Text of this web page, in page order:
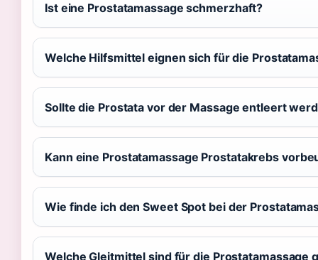
Ist eine Prostatamassage schmerzhaft?
Welche Hilfsmittel eignen sich für die
Sollte die Prostata vor der Massage entleert
Kann eine Prostatamassage Prostatakrebs
Wie finde ich den Sweet Spot bei der
Welche Gleitmittel sind für die Prostatamassage